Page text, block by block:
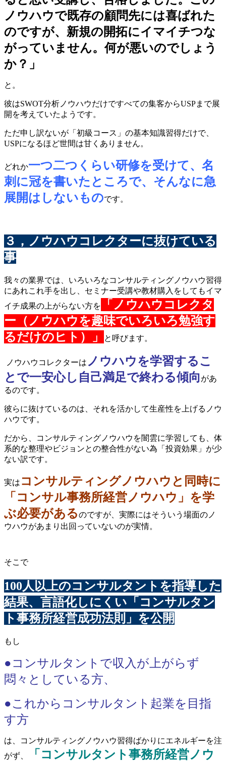
ノウハウで既存の顧問先には喜ばれた
のですが、新規の開拓にイマイチつな
がっていません。何が悪いのでしょう
か？」
と。
彼はSWOT分析ノウハウだけですべての集客からUSPまで展
開を考えていたようです。
ただ申し訳ないが「初級コース」の基本知識習得だけで、
USPになるほど世間は甘くありません。
どれか一つ二つくらい研修を受けて、名
刺に冠を書いたところで、そんなに急
展開はしないものです。
３，ノウハウコレクターに抜けている
事
我々の業界では、いろいろなコンサルティングノウハウ習得
にあれこれ手を出し、セミナー受講や教材購入をしてもイマ
イチ成果の上がらない方を
「ノウハウコレクタ
ー（ノウハウを趣味でいろいろ勉強す
るだけのヒト）」
と呼びます。
ノウハウコレクターは ノウハウを学習するこ
とで一安心し自己満足で終わる傾向 があ
るのです。
彼らに抜けているのは、それを活かして生産性を上げるノウ
ハウです。
だから、コンサルティングノウハウを闇雲に学習しても、体
系的な整理やビジョンとの整合性がない為「投資効果」が少
ない訳です。
実は コンサルティングノウハウと同時に
「コンサル事務所経営ノウハウ」を学
ぶ必要があるのですが、実際にはそういう場面のノ
ウハウがあまり出回っていないのが実情。
そこで
100人以上のコンサルタントを指導した
結果、言語化しにくい「コンサルタン
ト事務所経営成功法則」を公開
もし
●コンサルタントで収入が上がらず
悶々としている方、
●これからコンサルタント起業を目指
す方
は、コンサルティングノウハウ習得ばかりにエネルギーを注
がず、
「コンサルタント事務所経営ノウ